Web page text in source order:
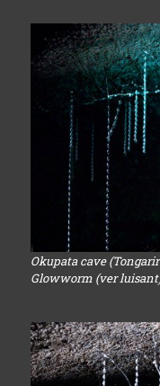
Okupata cave
Glowworm (ver